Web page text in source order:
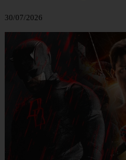
30/07/2026